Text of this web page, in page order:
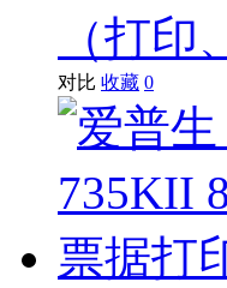
（打印
对比 收藏 0